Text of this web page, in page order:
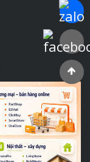
Chat